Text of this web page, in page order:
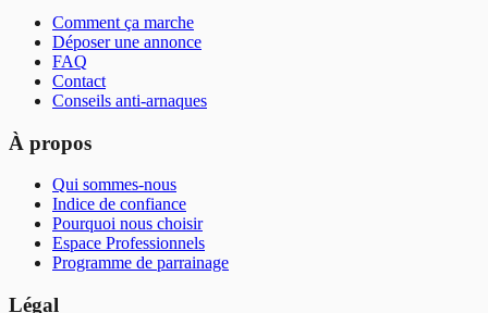
Comment ça marche
Déposer une annonce
FAQ
Contact
Conseils anti-arnaques
À propos
Qui sommes-nous
Indice de confiance
Pourquoi nous choisir
Espace Professionnels
Programme de parrainage
Légal